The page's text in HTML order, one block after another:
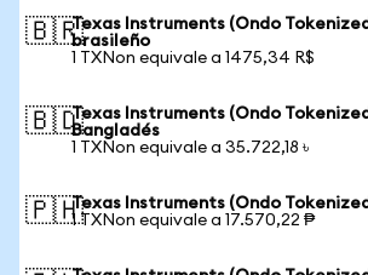
🇧🇷Texas Instruments (Ondo
brasileño
1 TXNon equivale a 1475,34 R$
🇧🇩Texas Instruments (Ondo
Bangladés
1 TXNon equivale a 35.722,18 ৳
🇵🇭Texas Instruments (Ondo
1 TXNon equivale a 17.570,22 ₱